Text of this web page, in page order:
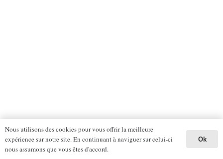
Nous utilisons des cookies pour vous offrir la meilleure
expérience sur notre site. En continuant à naviguer sur celui-ci
nous assumons que vous êtes d'accord.
Ok